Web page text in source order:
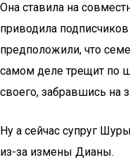
Она ставила на
приводила
предположили, что
самом деле трещит по
своего, забравшись на
Ну а сейчас супруг
из-за измены Дианы.